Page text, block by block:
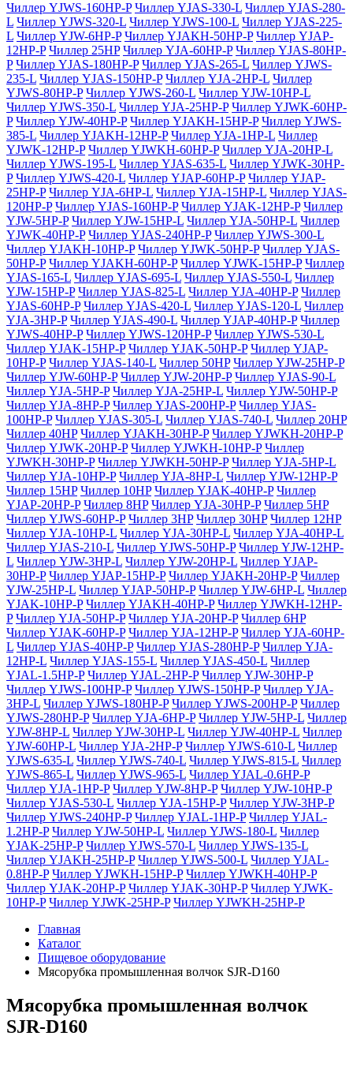
Чиллер YJWS-160HP-P Чиллер YJAS-330-L Чиллер YJAS-280-
L Чиллер YJWS-320-L Чиллер YJWS-100-L Чиллер YJAS-225-
L Чиллер YJW-6HP-P Чиллер YJAKH-50HP-P Чиллер YJAP-
12HP-P Чиллер 25HP Чиллер YJA-60HP-P Чиллер YJAS-80HP-
P Чиллер YJAS-180HP-P Чиллер YJAS-265-L Чиллер YJWS-
235-L Чиллер YJAS-150HP-P Чиллер YJA-2HP-L Чиллер
YJWS-80HP-P Чиллер YJWS-260-L Чиллер YJW-10HP-L
Чиллер YJWS-350-L Чиллер YJA-25HP-P Чиллер YJWK-60HP-
P Чиллер YJW-40HP-P Чиллер YJAKH-15HP-P Чиллер YJWS-
385-L Чиллер YJAKH-12HP-P Чиллер YJA-1HP-L Чиллер
YJWK-12HP-P Чиллер YJWKH-60HP-P Чиллер YJA-20HP-L
Чиллер YJWS-195-L Чиллер YJAS-635-L Чиллер YJWK-30HP-
P Чиллер YJWS-420-L Чиллер YJAP-60HP-P Чиллер YJAP-
25HP-P Чиллер YJA-6HP-L Чиллер YJA-15HP-L Чиллер YJAS-
120HP-P Чиллер YJAS-160HP-P Чиллер YJAK-12HP-P Чиллер
YJW-5HP-P Чиллер YJW-15HP-L Чиллер YJA-50HP-L Чиллер
YJWK-40HP-P Чиллер YJAS-240HP-P Чиллер YJWS-300-L
Чиллер YJAKH-10HP-P Чиллер YJWK-50HP-P Чиллер YJAS-
50HP-P Чиллер YJAKH-60HP-P Чиллер YJWK-15HP-P Чиллер
YJAS-165-L Чиллер YJAS-695-L Чиллер YJAS-550-L Чиллер
YJW-15HP-P Чиллер YJAS-825-L Чиллер YJA-40HP-P Чиллер
YJAS-60HP-P Чиллер YJAS-420-L Чиллер YJAS-120-L Чиллер
YJA-3HP-P Чиллер YJAS-490-L Чиллер YJAP-40HP-P Чиллер
YJWS-40HP-P Чиллер YJWS-120HP-P Чиллер YJWS-530-L
Чиллер YJAK-15HP-P Чиллер YJAK-50HP-P Чиллер YJAP-
10HP-P Чиллер YJAS-140-L Чиллер 50HP Чиллер YJW-25HP-P
Чиллер YJW-60HP-P Чиллер YJW-20HP-P Чиллер YJAS-90-L
Чиллер YJA-5HP-P Чиллер YJA-25HP-L Чиллер YJW-50HP-P
Чиллер YJA-8HP-P Чиллер YJAS-200HP-P Чиллер YJAS-
100HP-P Чиллер YJAS-305-L Чиллер YJAS-740-L Чиллер 20HP
Чиллер 40HP Чиллер YJAKH-30HP-P Чиллер YJWKH-20HP-P
Чиллер YJWK-20HP-P Чиллер YJWKH-10HP-P Чиллер
YJWKH-30HP-P Чиллер YJWKH-50HP-P Чиллер YJA-5HP-L
Чиллер YJA-10HP-P Чиллер YJA-8HP-L Чиллер YJW-12HP-P
Чиллер 15HP Чиллер 10HP Чиллер YJAK-40HP-P Чиллер
YJAP-20HP-P Чиллер 8HP Чиллер YJA-30HP-P Чиллер 5HP
Чиллер YJWS-60HP-P Чиллер 3HP Чиллер 30HP Чиллер 12HP
Чиллер YJA-10HP-L Чиллер YJA-30HP-L Чиллер YJA-40HP-L
Чиллер YJAS-210-L Чиллер YJWS-50HP-P Чиллер YJW-12HP-
L Чиллер YJW-3HP-L Чиллер YJW-20HP-L Чиллер YJAP-
30HP-P Чиллер YJAP-15HP-P Чиллер YJAKH-20HP-P Чиллер
YJW-25HP-L Чиллер YJAP-50HP-P Чиллер YJW-6HP-L Чиллер
YJAK-10HP-P Чиллер YJAKH-40HP-P Чиллер YJWKH-12HP-
P Чиллер YJA-50HP-P Чиллер YJA-20HP-P Чиллер 6HP
Чиллер YJAK-60HP-P Чиллер YJA-12HP-P Чиллер YJA-60HP-
L Чиллер YJAS-40HP-P Чиллер YJAS-280HP-P Чиллер YJA-
12HP-L Чиллер YJAS-155-L Чиллер YJAS-450-L Чиллер
YJAL-1.5HP-P Чиллер YJAL-2HP-P Чиллер YJW-30HP-P
Чиллер YJWS-100HP-P Чиллер YJWS-150HP-P Чиллер YJA-
3HP-L Чиллер YJWS-180HP-P Чиллер YJWS-200HP-P Чиллер
YJWS-280HP-P Чиллер YJA-6HP-P Чиллер YJW-5HP-L Чиллер
YJW-8HP-L Чиллер YJW-30HP-L Чиллер YJW-40HP-L Чиллер
YJW-60HP-L Чиллер YJA-2HP-P Чиллер YJWS-610-L Чиллер
YJWS-635-L Чиллер YJWS-740-L Чиллер YJWS-815-L Чиллер
YJWS-865-L Чиллер YJWS-965-L Чиллер YJAL-0.6HP-P
Чиллер YJA-1HP-P Чиллер YJW-8HP-P Чиллер YJW-10HP-P
Чиллер YJAS-530-L Чиллер YJA-15HP-P Чиллер YJW-3HP-P
Чиллер YJWS-240HP-P Чиллер YJAL-1HP-P Чиллер YJAL-
1.2HP-P Чиллер YJW-50HP-L Чиллер YJWS-180-L Чиллер
YJAK-25HP-P Чиллер YJWS-570-L Чиллер YJWS-135-L
Чиллер YJAKH-25HP-P Чиллер YJWS-500-L Чиллер YJAL-
0.8HP-P Чиллер YJWKH-15HP-P Чиллер YJWKH-40HP-P
Чиллер YJAK-20HP-P Чиллер YJAK-30HP-P Чиллер YJWK-
10HP-P Чиллер YJWK-25HP-P Чиллер YJWKH-25HP-P
Главная
Каталог
Пищевое оборудование
Мясорубка промышленная волчок SJR-D160
Мясорубка промышленная волчок
SJR-D160